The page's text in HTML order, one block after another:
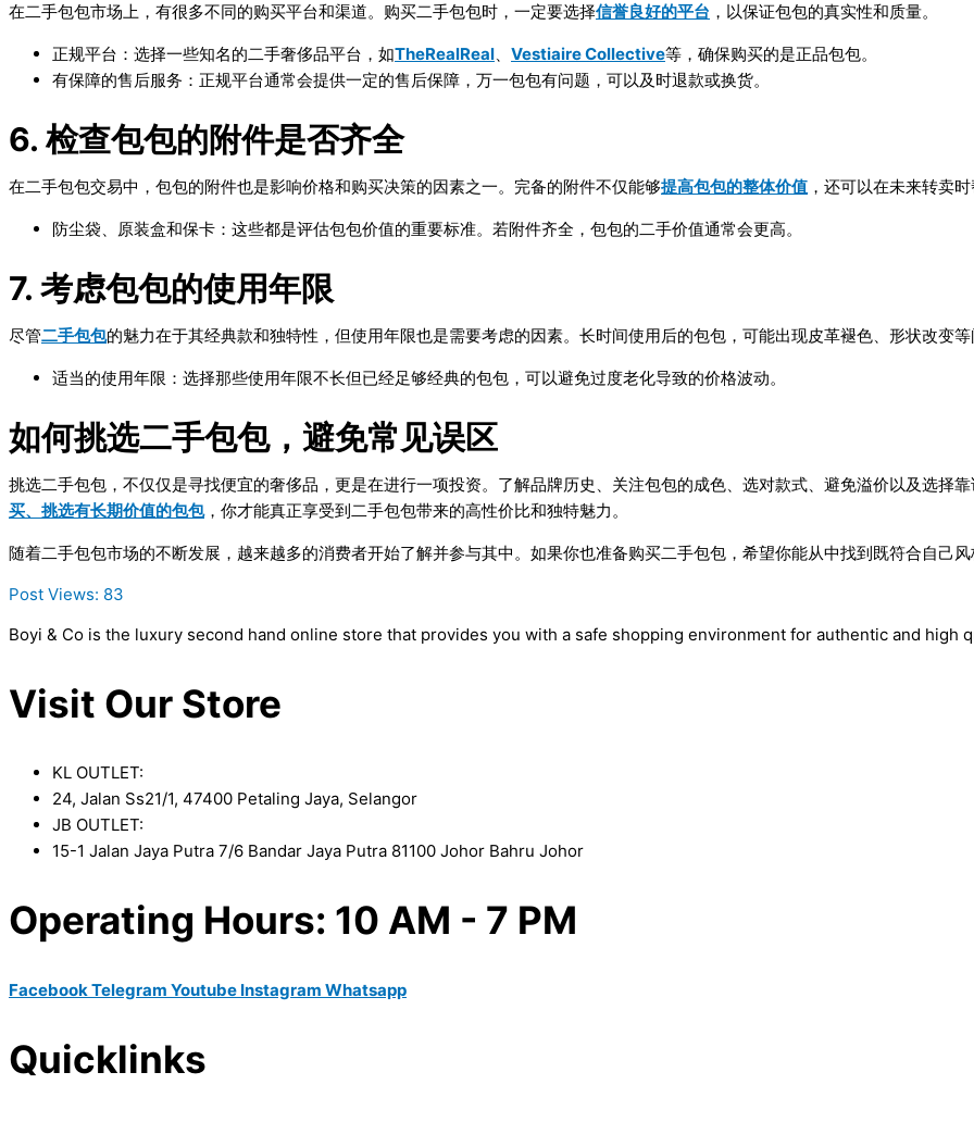
在二手包包市场上，有很多不同的购买平台和渠道。购买二手包包时，一定要选择信誉良好的平台 ，以保证包包的真实性和质量。
正规平台 ：选择一些知名的二手奢侈品平台，如TheRealReal、 Vestiaire Collective等，确保购买的是正品包包。
有保障的售后服务 ：正规平台通常会提供一定的售后保障，万一包包有问题，可以及时退款或换货。
6. 检查包包的附件是否齐全
在二手包包交易中，包包的附件也是影响价格和购买决策的因素之一。完备的附件不仅能够提高包包的整体价值 ，还可以在未来转卖
防尘袋、原装盒和保卡 ：这些都是评估包包价值的重要标准。若附件齐全，包包的二手价值通常会更高。
7. 考虑包包的使用年限
尽管二手包包的魅力在于其经典款和独特性，但使用年限也是需要考虑的因素。长时间使用后的包包，可能出现皮革褪色、形状改变等
适当的使用年限 ：选择那些使用年限不长但已经足够经典的包包，可以避免过度老化导致的价格波动。
如何挑选二手包包，避免常见误区
挑选二手包包，不仅仅是寻找便宜的奢侈品，更是在进行一项投资。了解品牌历史、关注包包的成色、选对款式、避免溢价以及选择
买、挑选有长期价值的包包，你才能真正享受到二手包包带来的高性价比和独特魅力。
随着二手包包市场的不断发展，越来越多的消费者开始了解并参与其中。如果你也准备购买二手包包，希望你能从中找到既符合自己风
Post Views: 83
Boyi & Co is the luxury second hand online store that provides you with a safe shopping environment for authentic and high
Visit Our Store
KL OUTLET:
24, Jalan Ss21/1, 47400 Petaling Jaya, Selangor
JB OUTLET:
15-1 Jalan Jaya Putra 7/6 Bandar Jaya Putra 81100 Johor Bahru Johor
Operating Hours: 10 AM - 7 PM
Facebook Telegram Youtube Instagram Whatsapp
Quicklinks